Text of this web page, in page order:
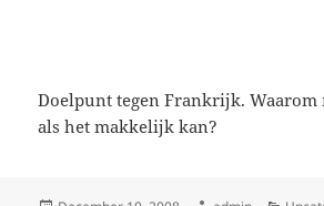
Doelpunt tegen Frankrijk.
als het makkelijk kan?